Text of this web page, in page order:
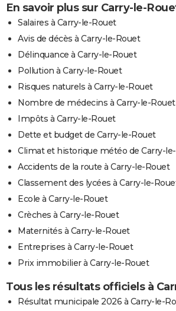
En savoir plus sur Carry-le-
Salaires à Carry-le-Rouet
Avis de décès à Carry-le-Rouet
Délinquance à Carry-le-Rouet
Pollution à Carry-le-Rouet
Risques naturels à Carry-le-Rouet
Nombre de médecins à Carry-le-Rouet
Impôts à Carry-le-Rouet
Dette et budget de Carry-le-Rouet
Climat et historique météo de Carry-
Accidents de la route à Carry-le-Rouet
Classement des lycées à Carry-le-
Ecole à Carry-le-Rouet
Crèches à Carry-le-Rouet
Maternités à Carry-le-Rouet
Entreprises à Carry-le-Rouet
Prix immobilier à Carry-le-Rouet
Tous les résultats officiels à
Résultat municipale 2026 à Carry-le-